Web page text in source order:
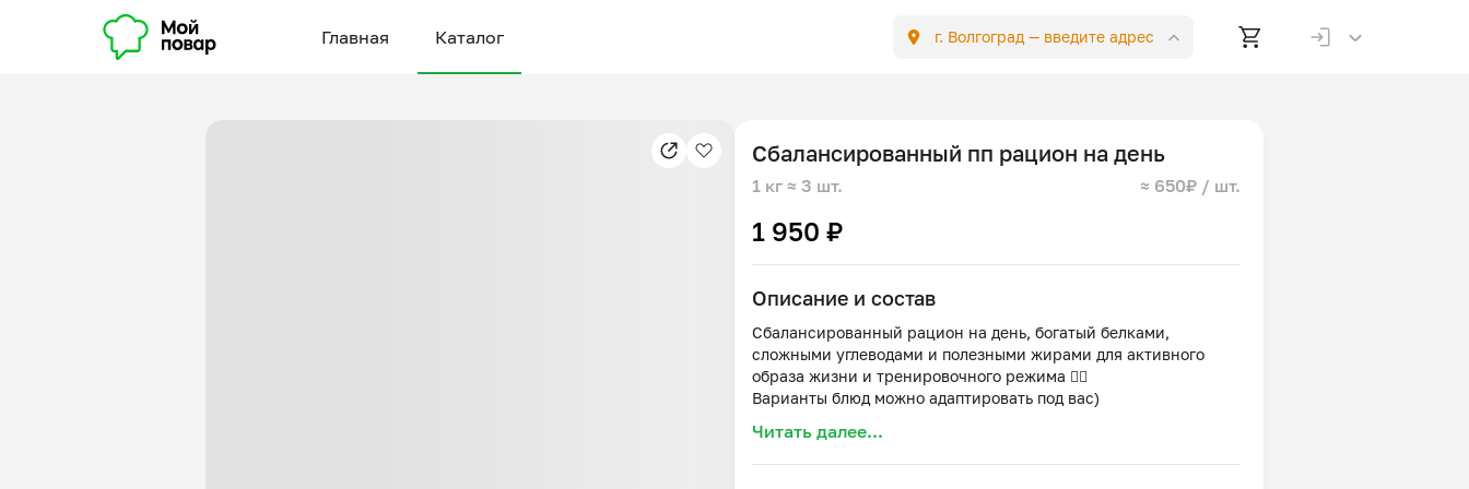
Главная Каталог г. Волгоград — введите адрес
Сбалансированный пп рацион на день
1 кг ≈ 3 шт. ≈ 650₽ / шт.
1 950 ₽
Описание и состав
Сбалансированный рацион на день, богатый белками,
сложными углеводами и полезными жирами для активного
образа жизни и тренировочного режима 👍🏻
Варианты блюд можно адаптировать под вас)
1) завтрак : банановые панкейки с греческим йогуртом и
арахисовой пастой
Читать далее...